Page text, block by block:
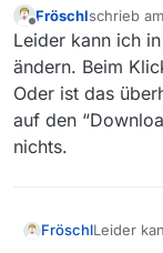
Offline
Fröschlschrieb am
zuletzt
Leider kann ich
ändern. Beim
Oder ist das
auf den
nichts.
FröschlLeider